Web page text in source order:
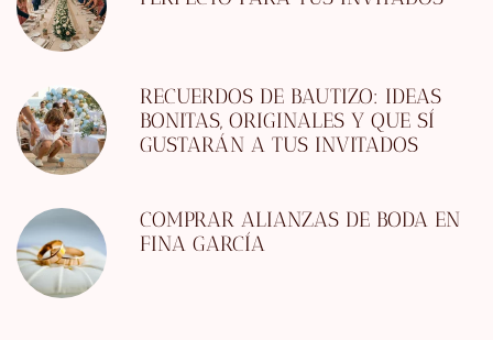
RECUERDOS DE BAUTIZO: IDEAS
BONITAS, ORIGINALES Y QUE SÍ
GUSTARÁN A TUS INVITADOS
COMPRAR ALIANZAS DE BODA EN
FINA GARCÍA